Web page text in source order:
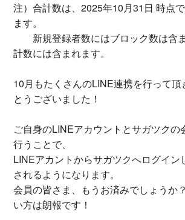
注）合計数は、2025年10月31日 時点
ます。
新規登録者数にはブロック数は含
計数には含まれます。
10月もたくさんのLINE連携を行って
とうございました！
ご自身のLINEアカウントとサガツクの
行うことで、
LINEアカントからサガツクへログイン
されるようになります。
会員の皆さま、もうお済みでしょう
い方は朗報です！